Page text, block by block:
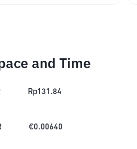
and Time
Rp131.84
€0.00640